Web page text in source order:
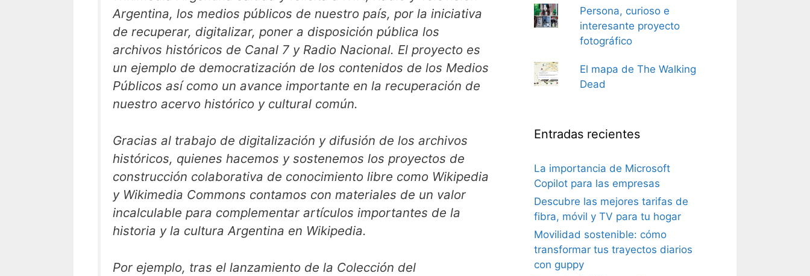
Argentina, los medios públicos de nuestro país, por la iniciativa
de recuperar, digitalizar, poner a disposición pública los
archivos históricos de Canal 7 y Radio Nacional. El proyecto es
un ejemplo de democratización de los contenidos de los Medios
Públicos así como un avance importante en la recuperación de
nuestro acervo histórico y cultural común.
Gracias al trabajo de digitalización y difusión de los archivos
históricos, quienes hacemos y sostenemos los proyectos de
construcción colaborativa de conocimiento libre como Wikipedia
y Wikimedia Commons contamos con materiales de un valor
incalculable para complementar artículos importantes de la
historia y la cultura Argentina en Wikipedia.
Por ejemplo, tras el lanzamiento de la Colección del
Persona, curioso e
interesante proyecto
fotográfico
El mapa de The Walking
Dead
Entradas recientes
La importancia de Microsoft
Copilot para las empresas
Descubre las mejores tarifas de
fibra, móvil y TV para tu hogar
Movilidad sostenible: cómo
transformar tus trayectos diarios
con guppy